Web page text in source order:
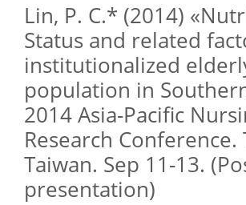
Lin, P. C.* (2014)
Status and related
institutionalized
population in
2014 Asia-Pacific
Research Conference.
Taiwan. Sep 11-13.
presentation)